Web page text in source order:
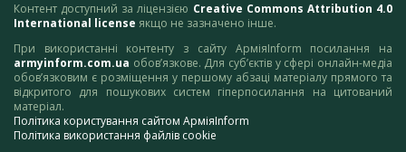
Контент доступний за ліцензією Creative Commons Attribution 4.0
International license якщо не зазначено інше.
При використанні контенту з сайту АрміяInform посилання на
armyinform.com.ua обов’язкове. Для суб’єктів у сфері онлайн-медіа
обов’язковим є розміщення у першому абзаці матеріалу прямого та
відкритого для пошукових систем гіперпосилання на цитований
матеріал.
Політика користування сайтом АрміяInform
Політика використання файлів cookie